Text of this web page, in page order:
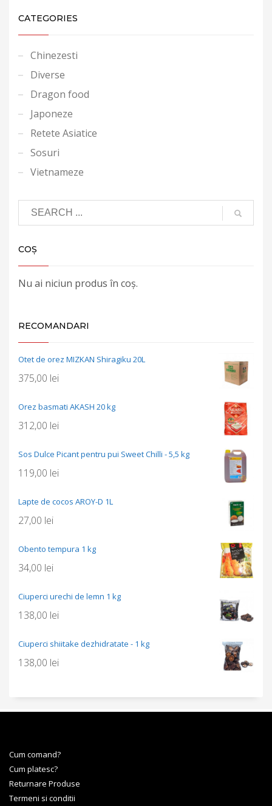
CATEGORIES
Chinezesti
Diverse
Dragon food
Japoneze
Retete Asiatice
Sosuri
Vietnameze
COȘ
Nu ai niciun produs în coș.
RECOMANDARI
Otet de orez MIZKAN Shiragiku 20L
375,00 lei
Orez basmati AKASH 20 kg
312,00 lei
Sos Dulce Picant pentru pui Sweet Chilli - 5,5 kg
119,00 lei
Lapte de cocos AROY-D 1L
27,00 lei
Obento tempura 1 kg
34,00 lei
Ciuperci urechi de lemn 1 kg
138,00 lei
Ciuperci shiitake dezhidratate - 1 kg
138,00 lei
Cum comand?
Cum platesc?
Returnare Produse
Termeni si conditii